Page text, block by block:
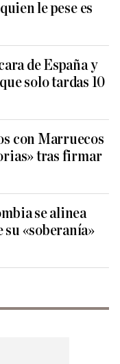
le pese es
de España y
solo tardas 10
con Marruecos
tras firmar
se alinea
«soberanía»